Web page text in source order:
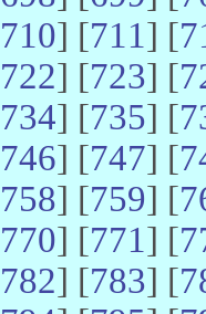
710] [711] [
722] [723] [
734] [735] [
746] [747] [
758] [759] [
770] [771] [
782] [783] [